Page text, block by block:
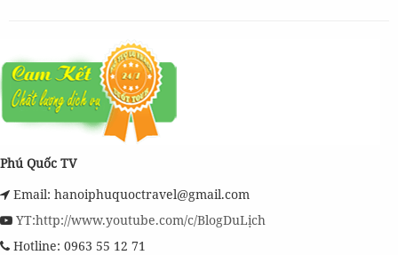
Phú Quốc TV
Email: hanoiphuquoctravel@gmail.com
YT:http://www.youtube.com/c/BlogDuLịch
Hotline: 0963 55 12 71